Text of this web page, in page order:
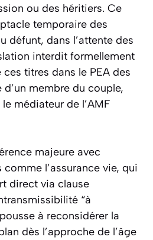
ou des héritiers. Ce
temporaire des
défunt, dans l’attente des
interdit formellement
titres dans le PEA des
membre du couple,
médiateur de l’AMF
majeure avec
comme l’assurance vie, qui
direct via clause
“à
à reconsidérer la
dès l’approche de l’âge